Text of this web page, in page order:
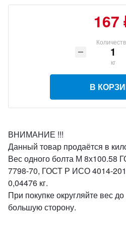
167
кг
В
ВНИМАНИЕ !!!
Данный товар продаётся в
Вес одного болта М 8х100.58
7798-70, ГОСТ Р ИСО 4014-
0,04476 кг.
При покупке округляйте вес
большую сторону.